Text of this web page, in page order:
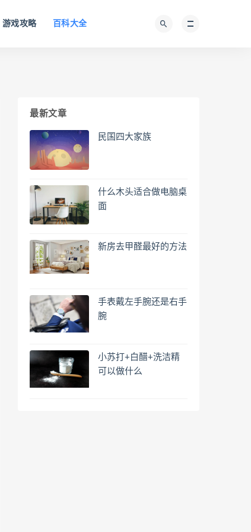
游戏攻略 百科大全
最新文章
民国四大家族
什么木头适合做电脑桌
面
新房去甲醛最好的方法
手表戴左手腕还是右手
腕
小苏打+白醋+洗洁精
可以做什么